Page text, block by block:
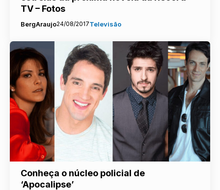
TV – Fotos
BergAraujo24/08/2017Televisão
Conheça o núcleo policial de
‘Apocalipse’